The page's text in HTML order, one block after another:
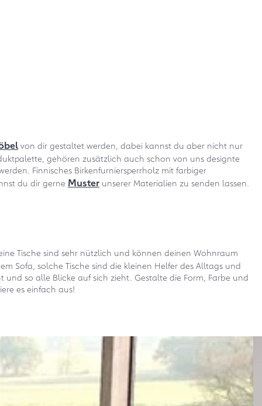
von dir gestaltet werden, dabei kannst du aber nicht nur
gehören zusätzlich auch schon von uns designte
Finnisches Birkenfurniersperrholz mit farbiger
du dir gerne Muster unserer Materialien zu senden lassen.
Tische sind sehr nützlich und können deinen Wohnraum
Sofa, solche Tische sind die kleinen Helfer des Alltags und
und so alle Blicke auf sich zieht. Gestalte die Form, Farbe und
es einfach aus!